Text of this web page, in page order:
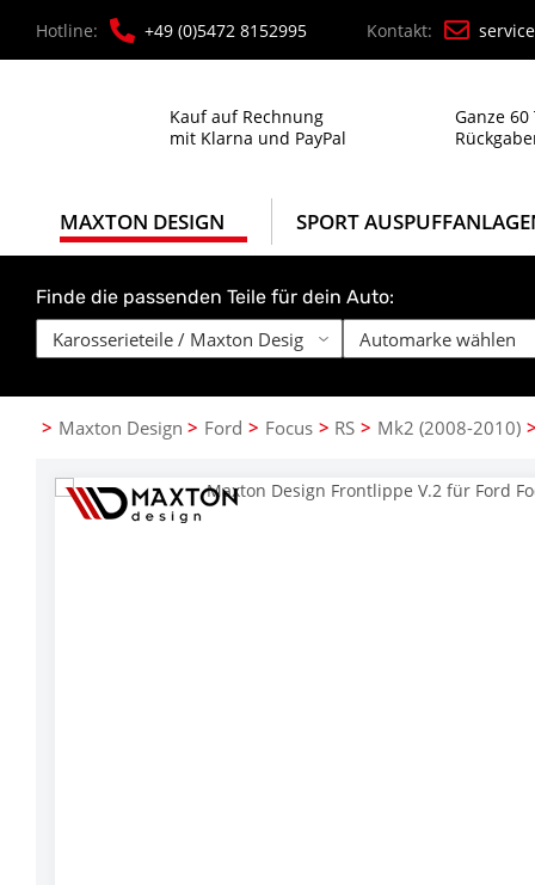
Hotline: +49 (0)5472 8152995 Kontakt:
Kauf auf Rechnung
mit Klarna und PayPal
Ganze 60
MAXTON DESIGN SPORT
Finde die passenden Teile für dein Auto:
Maxton Design Ford Focus RS Mk2 (2008-2010)